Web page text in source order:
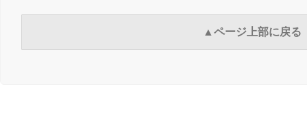
▲ページ上部に戻る